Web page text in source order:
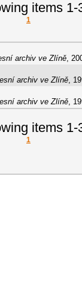
items 1-
1
archiv ve Zlíně,
archiv ve Zlíně,
archiv ve Zlíně,
items 1-
1